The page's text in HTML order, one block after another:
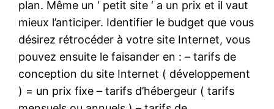
plan. Même un ‘ petit site ‘ a un prix et il vaut
mieux l’anticiper. Identifier le budget que vous
désirez rétrocéder à votre site Internet, vous
pouvez ensuite le faisander en : – tarifs de
conception du site Internet ( développement
) = un prix fixe – tarifs d’hébergeur ( tarifs